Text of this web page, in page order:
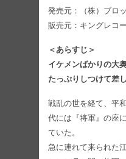
発売元：（株）ブロ
販売元：キングレコー
＜あらすじ＞
イケメンばかりの大
たっぷりしつけて差
戦乱の世を経て、平
代には『将軍』の座
ていた。
急に連れて来られた